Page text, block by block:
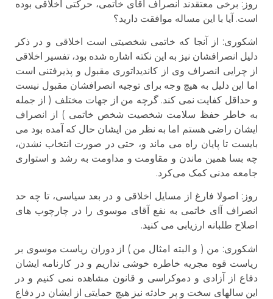
روز: برخی معتقدند انصراف آقای خاتمی، حرکتی اخلاقی بوده
است. آیا با این مساله موافقت دارید؟
اشكورى: از آنجا که خاتمی شخصیتی است اخلاقی و در ذکر
دلیل انصرافشان نیز به این نکته اشاره شده بود، تفسیر اخلاقی
از چرایی انصراف وی از کاندیداتوری مقبول و پذیرفتنی است
اما این دلیل به هیچ وجه برای توجیه انصرافشان مقبول نیست
و حداقل کفایت نمی کند. گرچه من از جهات مختلف ( از جمله
به خاطر حفظ سلامت شخصیت شخص خاتمی ) از انصراف
ایشان راضی هستم اما به نظر من ایشان حال که آمده بود می
بایست تا پایان راه می ماند و، حتی در صورت انتخاب نشدن،
چه بسا همین ماندن و مقاومت و مداومت به رشد و استواری
جامعه مدنی کمک می‌کرد.
روز: اصولا فارغ از مسایل اخلاقی و در بعد سیاسی، تا چه حد
انصراف آای خاتمی به نفع آقای موسوی را در چارچوب های
اصلاح طلبانه ارزیابی می کنید.
اشكورى: من ( و البته امثال من ) از دوران ریاست موسوی بر
ریاست قوه مجریه خاطره خوشی نداریم و در کارنامه ایشان
دفاع از آزادی و دموکراسی و قانون مشاهده نمی کنیم و در
این سالهای سخت و پر حادثه نیز هیچ حمایتی از ایشان در دفاع